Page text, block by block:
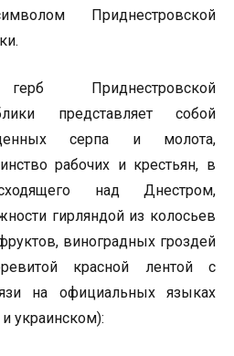
Приднестровской
герб Приднестровской
представляет собой
серпа и молота,
рабочих и крестьян, в
над Днестром,
гирляндой из колосьев
виноградных гроздей
красной лентой с
на официальных языках
украинском):